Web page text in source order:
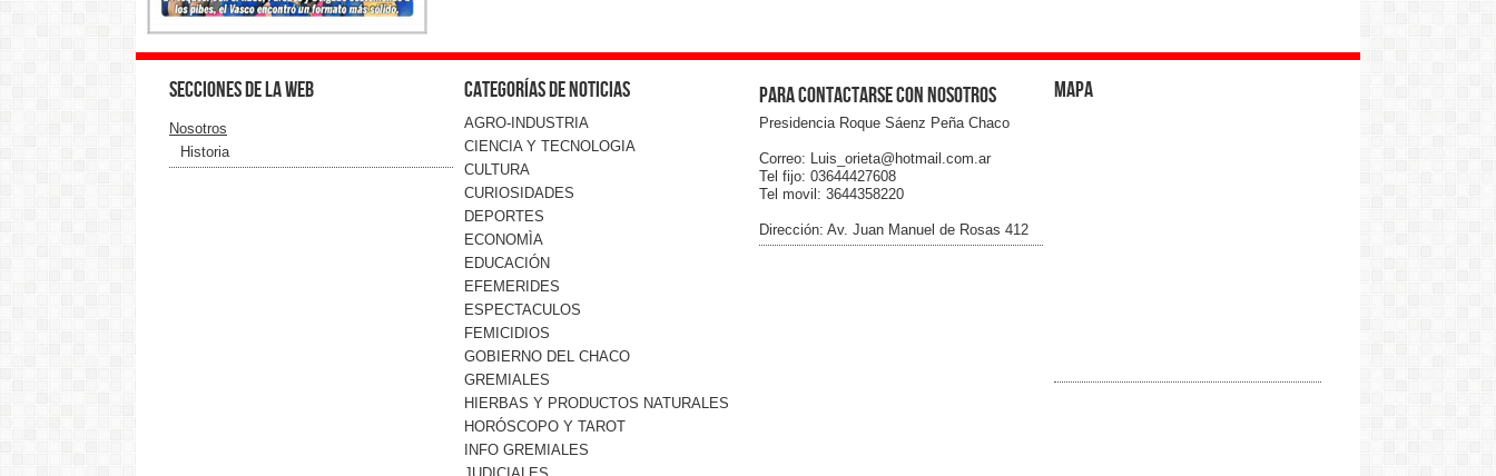
Secciones de la web
Nosotros
Historia
Categorías de noticias
AGRO-INDUSTRIA
CIENCIA Y TECNOLOGIA
CULTURA
CURIOSIDADES
DEPORTES
ECONOMÌA
EDUCACIÓN
EFEMERIDES
ESPECTACULOS
FEMICIDIOS
GOBIERNO DEL CHACO
GREMIALES
HIERBAS Y PRODUCTOS NATURALES
HORÓSCOPO Y TAROT
INFO GREMIALES
Para contactarse con nosotros
Presidencia Roque Sáenz Peña Chaco
Correo: Luis_orieta@hotmail.com.ar
Tel fijo: 03644427608
Tel movil: 3644358220
Dirección: Av. Juan Manuel de Rosas 412
Mapa